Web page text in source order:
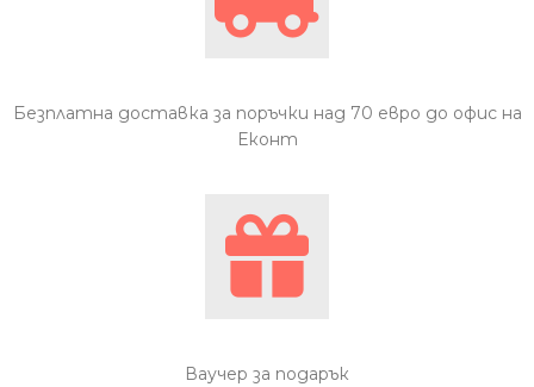
Безплатна доставка за поръчки над 70 евро до офис на
Еконт
Ваучер за подарък